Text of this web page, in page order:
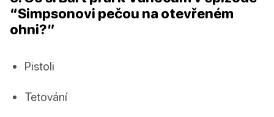
“Simpsonovi pečou na otevřeném
ohni?”
Pistoli
Tetování